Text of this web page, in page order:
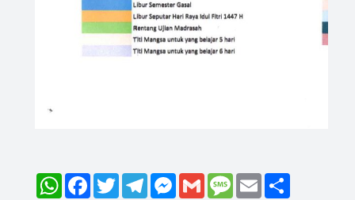
WhatsAppFacebook
TwitterTelegramMessenger
Gmail Message
Email